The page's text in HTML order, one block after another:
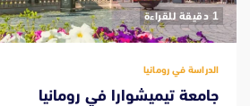
‫1 دقيقة للقراءة
الدراسة في رومانيا
جامعة تيميشوارا في رومانيا